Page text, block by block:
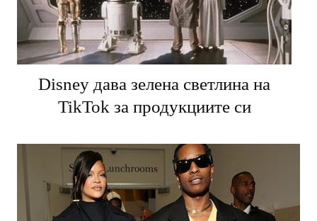
Disney дава зелена светлина на
TikTok за продукциите си